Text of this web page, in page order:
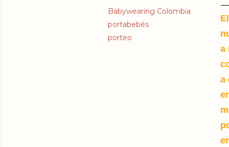
Babywearing Colombia
portabebés
porteo
a
a